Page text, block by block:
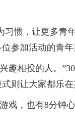
，让更多青
参加活动的青年
相投的人。
则让大家都乐
，也有8分钟